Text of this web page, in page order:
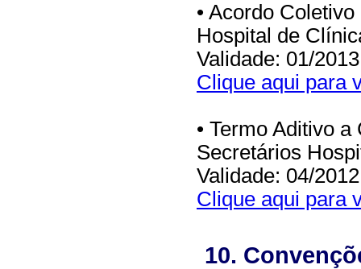
• Acordo
Hospital de
Validade: 01/
Clique aqui para
• Termo Aditivo
Secretários
Validade: 04/
Clique aqui para
10.